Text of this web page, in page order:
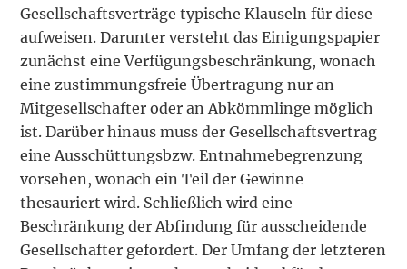
Gesellschaftsverträge typische Klauseln für diese
aufweisen. Darunter versteht das Einigungspapier
zunächst eine Verfügungsbeschränkung, wonach
eine zustimmungsfreie Übertragung nur an
Mitgesellschafter oder an Abkömmlinge möglich
ist. Darüber hinaus muss der Gesellschaftsvertrag
eine Ausschüttungsbzw. Entnahmebegrenzung
vorsehen, wonach ein Teil der Gewinne
thesauriert wird. Schließlich wird eine
Beschränkung der Abfindung für ausscheidende
Gesellschafter gefordert. Der Umfang der letzteren